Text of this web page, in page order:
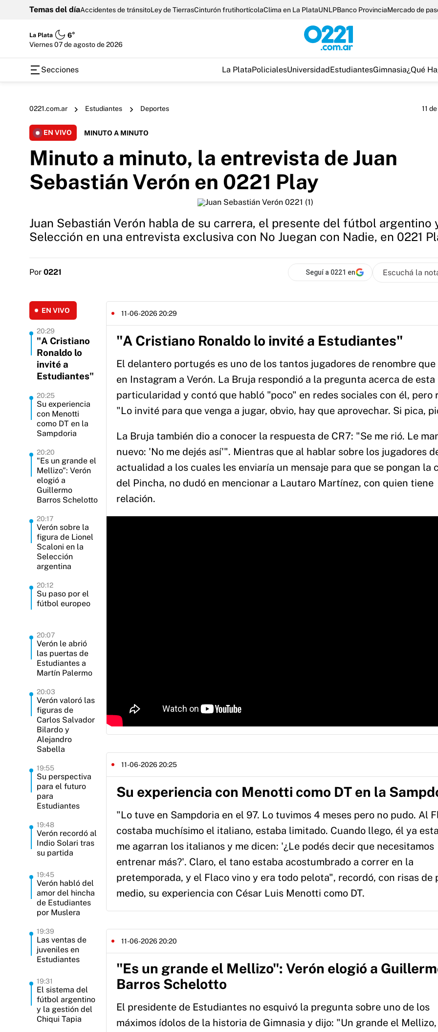
Temas del díaAccidentes de tránsitoLey de TierrasCinturón frutihortícolaClima en La PlataUNLPBanco ProvinciaMercado de
La Plata
6°
viernes 07 de agosto de 2026
Secciones La PlataPolicialesUniversidadEstudiantesGimnasia¿Qué
0221.com.ar Estudiantes Deportes 11
EN VIVO MINUTO A MINUTO
Minuto a minuto, la entrevista de Juan
Sebastián Verón en 0221 Play
Juan Sebastián Verón habla de su carrera, el presente del fútbol argentino
Selección en una entrevista exclusiva con No Juegan con Nadie, en 0221
Por 0221 Seguí a 0221 en Escuchá la
EN VIVO
20:29
"A Cristiano
Ronaldo lo
invité a
Estudiantes"
20:25
Su experiencia
con Menotti
como DT en la
Sampdoria
20:20
"Es un grande el
Mellizo": Verón
elogió a
Guillermo
Barros Schelotto
20:17
Verón sobre la
figura de Lionel
Scaloni en la
Selección
argentina
20:12
Su paso por el
fútbol europeo
20:07
Verón le abrió
las puertas de
Estudiantes a
Martín Palermo
20:03
Verón valoró las
figuras de
Carlos Salvador
Bilardo y
Alejandro
Sabella
19:55
Su perspectiva
para el futuro
para
Estudiantes
19:48
Verón recordó al
Indio Solari tras
su partida
19:45
Verón habló del
amor del hincha
de Estudiantes
por Muslera
19:39
Las ventas de
juveniles en
Estudiantes
19:31
El sistema del
fútbol argentino
y la gestión del
Chiqui Tapia
11-06-2026 20:29
"A Cristiano Ronaldo lo invité a Estudiantes"
El delantero portugés es uno de los tantos jugadores de renombre que
en Instagram a Verón. La Bruja respondió a la pregunta acerca de esta
particularidad y contó que habló "poco" en redes sociales con él, pero
"Lo invité para que venga a jugar, obvio, hay que aprovechar. Si pica,
La Bruja también dio a conocer la respuesta de CR7: "Se me rió. Le
nuevo: 'No me dejés así'". Mientras que al hablar sobre los jugadores
actualidad a los cuales les enviaría un mensaje para que se pongan la
del Pincha, no dudó en mencionar a Lautaro Martínez, con quien tiene
relación.
11-06-2026 20:25
Su experiencia con Menotti como DT en la
"Lo tuve en Sampdoria en el 97. Lo tuvimos 4 meses pero no pudo. Al
costaba muchísimo el italiano, estaba limitado. Cuando llego, él ya
me agarran los italianos y me dicen: '¿Le podés decir que necesitamos
entrenar más?'. Claro, el tano estaba acostumbrado a correr en la
pretemporada, y el Flaco vino y era todo pelota", recordó, con risas de
medio, su experiencia con César Luis Menotti como DT.
11-06-2026 20:20
"Es un grande el Mellizo": Verón elogió a
Barros Schelotto
El presidente de Estudiantes no esquivó la pregunta sobre uno de los
máximos ídolos de la historia de Gimnasia y dijo: "Un grande el